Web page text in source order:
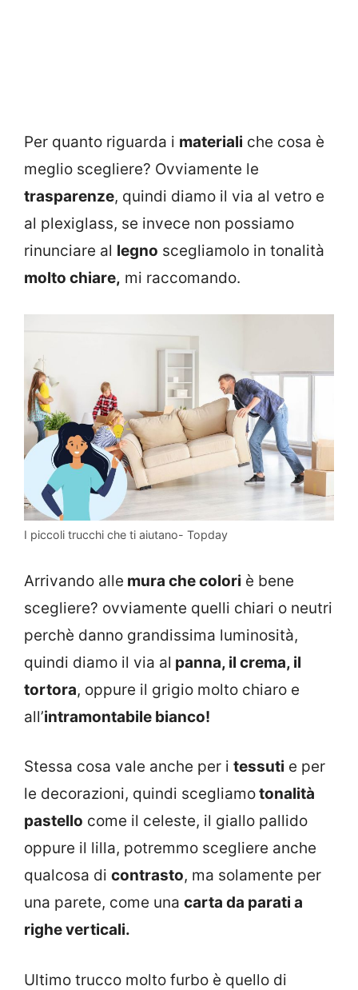
Per quanto riguarda i materiali che cosa è
meglio scegliere? Ovviamente le
trasparenze, quindi diamo il via al vetro e
al plexiglass, se invece non possiamo
rinunciare al legno scegliamolo in tonalità
molto chiare, mi raccomando.
I piccoli trucchi che ti aiutano- Topday
Arrivando alle mura che colori è bene
scegliere? ovviamente quelli chiari o neutri
perchè danno grandissima luminosità,
quindi diamo il via al panna, il crema, il
tortora, oppure il grigio molto chiaro e
all’intramontabile bianco!
Stessa cosa vale anche per i tessuti e per
le decorazioni, quindi scegliamotonalità
pastello come il celeste, il giallo pallido
oppure il lilla, potremmo scegliere anche
qualcosa di contrasto, ma solamente per
una parete, come una carta da parati a
righe verticali.
Ultimo trucco molto furbo è quello di